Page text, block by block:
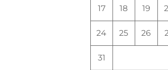
17 18 19
24 25 26
31